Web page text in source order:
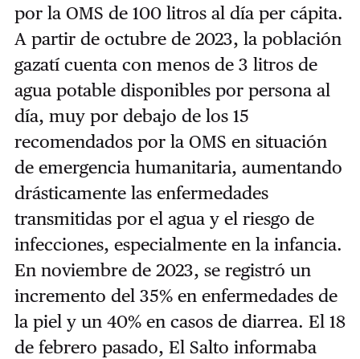
por la OMS de 100 litros al día per cápita.
A partir de octubre de 2023, la población
gazatí cuenta con menos de 3 litros de
agua potable disponibles por persona al
día, muy por debajo de los 15
recomendados por la OMS en situación
de emergencia humanitaria, aumentando
drásticamente las enfermedades
transmitidas por el agua y el riesgo de
infecciones, especialmente en la infancia.
En noviembre de 2023, se registró un
incremento del 35% en enfermedades de
la piel y un 40% en casos de diarrea. El 18
de febrero pasado, El Salto informaba